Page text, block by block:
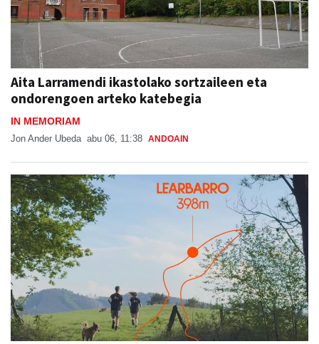
Aita Larramendi ikastolako sortzaileen eta
ondorengoen arteko katebegia
IN MEMORIAM
Jon Ander Ubeda abu 06, 11:38 ANDOAIN